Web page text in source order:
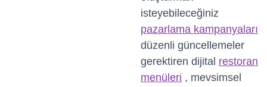
isteyebileceğiniz
pazarlama kampanyaları
düzenli güncellemeler
gerektiren dijital restoran
menüleri , mevsimsel